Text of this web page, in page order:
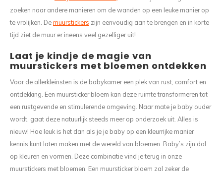
zoeken naar andere manieren om de wanden op een leuke manier op
te vrolijken. Demuurstickers zijn eenvoudig aan te brengen en in korte
tijd ziet de muur er ineens veel gezelliger uit!
Laat je kindje de magie van
muurstickers met bloemen ontdekken
Voor de allerkleinsten is de babykamer een plek van rust, comfort en
ontdekking. Een muursticker bloem kan deze ruimte transformeren tot
een rustgevende en stimulerende omgeving. Naar mate je baby ouder
wordt, gaat deze natuurlijk steeds meer op onderzoek uit. Alles is
nieuw! Hoe leuk is het dan als je je baby op een kleurrijke manier
kennis kunt laten maken met de wereld van bloemen. Baby’s zijn dol
op kleuren en vormen. Deze combinatie vind je terug in onze
muurstickers met bloemen. Een muursticker bloem zal zeker de